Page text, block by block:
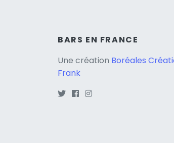
BARS EN FRANCE
Une création Boréales
Frank